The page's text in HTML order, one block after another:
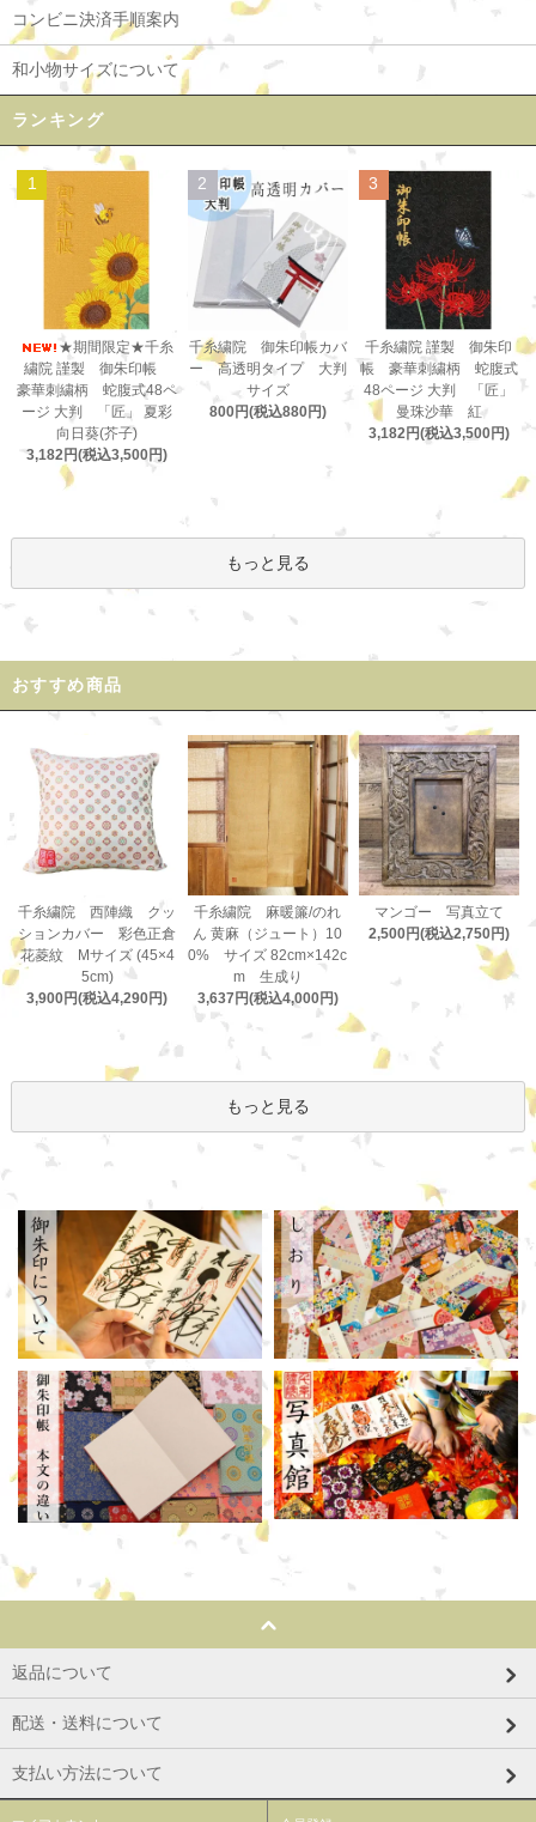
コンビニ決済手順案内
和小物サイズについて
ランキング
1
★期間限定★千糸
繍院 謹製 御朱印帳
豪華刺繍柄 蛇腹式48ペ
ージ 大判 「匠」 夏彩
向日葵(芥子)
3,182円(税込3,500円)
2
千糸繍院 御朱印帳カバ
ー 高透明タイプ 大判
サイズ
800円(税込880円)
3
千糸繍院 謹製 御朱印
帳 豪華刺繍柄 蛇腹式
48ページ 大判 「匠」
曼珠沙華 紅
3,182円(税込3,500円)
もっと見る
おすすめ商品
千糸繍院 西陣織 クッ
ションカバー 彩色正倉
花菱紋 Mサイズ (45×4
5cm)
3,900円(税込4,290円)
千糸繍院 麻暖簾/のれ
ん 黄麻（ジュート）10
0% サイズ 82cm×142c
m 生成り
3,637円(税込4,000円)
マンゴー 写真立て
2,500円(税込2,750円)
もっと見る
返品について
配送・送料について
支払い方法について